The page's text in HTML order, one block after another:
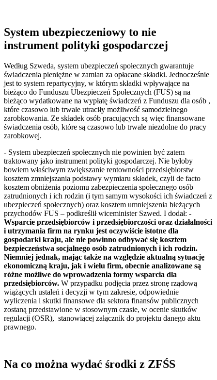
System ubezpieczeniowy to nie
instrument polityki gospodarczej
Według Szweda, system ubezpieczeń społecznych gwarantuje
świadczenia pieniężne w zamian za opłacane składki. Jednocześnie
jest to system repartycyjny, w którym składki wpływające na
bieżąco do Funduszu Ubezpieczeń Społecznych (FUS) są na
bieżąco wydatkowane na wypłatę świadczeń z Funduszu dla osób ,
które czasowo lub trwale utraciły możliwość samodzielnego
zarobkowania. Ze składek osób pracujących są więc finansowane
świadczenia osób, które są czasowo lub trwale niezdolne do pracy
zarobkowej.
- System ubezpieczeń społecznych nie powinien być zatem
traktowany jako instrument polityki gospodarczej. Nie byłoby
bowiem właściwym zwiększanie rentowności przedsiębiorstw
kosztem zmniejszania podstawy wymiaru składek, czyli de facto
kosztem obniżenia poziomu zabezpieczenia społecznego osób
zatrudnionych i ich rodzin (i tym samym wysokości ich świadczeń z
ubezpieczeń społecznych) oraz kosztem umniejszenia bieżących
przychodów FUS – podkreślił wiceminister Szwed. I dodał: -
Wsparcie przedsiębiorców i przedsiębiorczości oraz działalności
i utrzymania firm na rynku jest oczywiście istotne dla
gospodarki kraju, ale nie powinno odbywać się kosztem
bezpieczeństwa socjalnego osób zatrudnionych i ich rodzin.
Niemniej jednak, mając także na względzie aktualną sytuację
ekonomiczną kraju, jak i wielu firm, obecnie analizowane są
różne możliwe do wprowadzenia formy wsparcia dla
przedsiębiorców. W przypadku podjęcia przez stronę rządową
wiążących ustaleń i decyzji w tym zakresie, odpowiednie
wyliczenia i skutki finansowe dla sektora finansów publicznych
zostaną przedstawione w stosownym czasie, w ocenie skutków
regulacji (OSR), stanowiącej załącznik do projektu danego aktu
prawnego.
Na co można wydać środki z ZFŚS